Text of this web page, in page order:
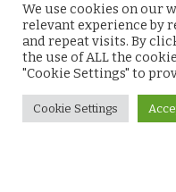
więcej informacji
We use cookies on our
relevant experience by
and repeat visits. By
the use of ALL the
"Cookie Settings" to
Cookie Settings